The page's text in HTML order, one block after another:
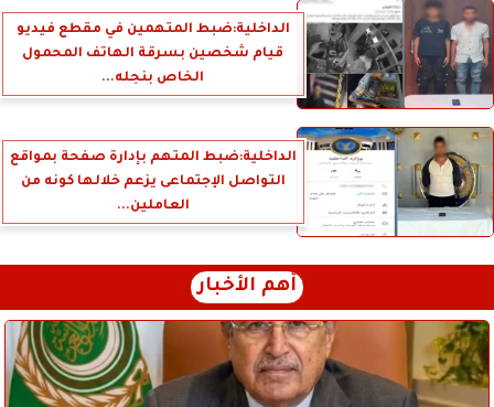
الداخلية:ضبط المتهمين في مقطع فيديو
قيام شخصين بسرقة الهاتف المحمول
الخاص بنجله...
الداخلية:ضبط المتهم بإدارة صفحة بمواقع
التواصل الإجتماعى يزعم خلالها كونه من
العاملين...
أهم الأخبار